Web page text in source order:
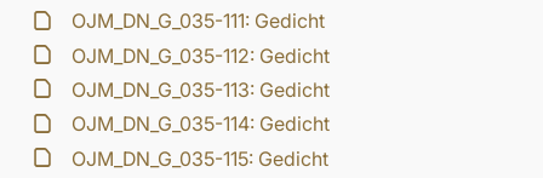
OJM_DN_G_035-111: Gedicht
OJM_DN_G_035-112: Gedicht
OJM_DN_G_035-113: Gedicht
OJM_DN_G_035-114: Gedicht
OJM_DN_G_035-115: Gedicht